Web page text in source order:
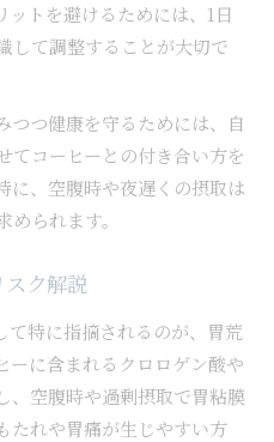
ットを避けるためには、1日
して調整することが大切で
つつ健康を守るためには、自
てコーヒーとの付き合い方を
に、空腹時や夜遅くの摂取は
られます。
スク解説
て特に指摘されるのが、胃荒
ーに含まれるクロロゲン酸や
、空腹時や過剰摂取で胃粘膜
たれや胃痛が生じやすい方